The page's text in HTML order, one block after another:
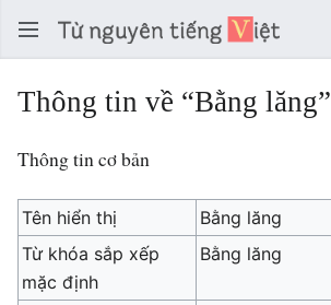
Thông tin về “Bằng lăng”
Thông tin cơ bản
Tên hiển thị
Bằng lăng
Từ khóa sắp xếp
mặc định
Bằng lăng